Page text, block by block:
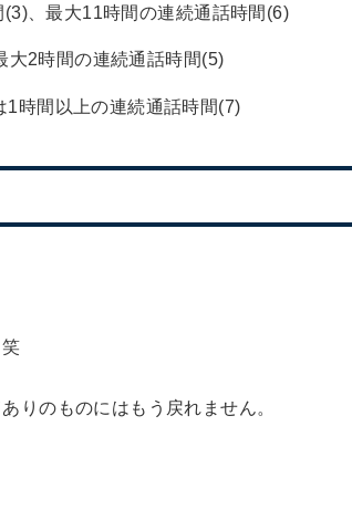
、最大11時間の連続通話時間(6)
大2時間の連続通話時間(5)
時間以上の連続通話時間(7)
りのものにはもう戻れません。